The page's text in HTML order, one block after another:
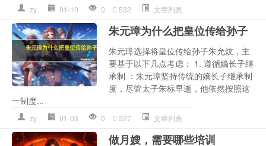
zy 01-10 0 532 文章列表
朱元璋为什么把皇位传给孙子
朱元璋选择将皇位传给孙子朱允炆，主
要基于以下几点考虑： 1. 遵循嫡长子继
承制 ：朱元璋坚持传统的嫡长子继承制
度，尽管太子朱标早逝，他依然按照这
一制度...
zy 01-03 0 327 文章列表
做月嫂，需要哪些培训